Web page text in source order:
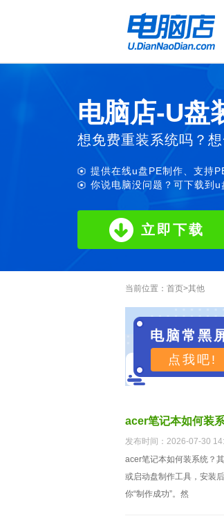
电脑店-U盘
想免费重装系统吗？
提供在线u盘PE制作、支持
你说电脑没问题？可下载到u
立即下载
当前位置： 首页>其他
电脑常黑
点我吧!
acer笔记本如何装
发布时间：2026-07-30
acer笔记本如何装系统？
或启动盘制作工具，安装
你“制作成功”。然